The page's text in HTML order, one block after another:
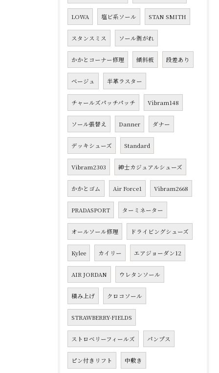
LOWA 塩ビ系ソール STAN SMITH
スタンスミス ソール剥がれ
かかとコーナー修理 傾斜板 段差あり
ベージュ 半革ラスター
チャールズパッチパッチ Vibram148
ソール張替え Danner ダナー
デッキシューズ Standard
Vibram2303 紳士カジュアルシューズ
かかとゴム Air Force1 Vibram2668
PRADASPORT ターミネーター
オールソール修理 ドライビングシューズ
Kylee カイリー エアジョーダン12
AIR JORDAN ウレタンソール
積み上げ クロコソール
STRAWBERRY-FIELDS
ストロベリーフィールズ パンプス
ピン付きリフト 中敷き